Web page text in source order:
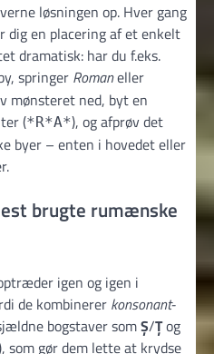
løsningen op. Hver gang
dig en placering af et enkelt
dramatisk: har du f.eks.
springer Romaneller
mønsteret ned, byt en
(*R*A*), og afprøv det
byer – enten i hovedet eller
brugte rumænske
igen og igen i
de kombinerer konsonant-
bogstaver somŞ/Țog
som gør dem lette at krydse